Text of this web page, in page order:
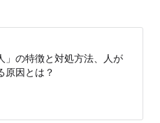
」の特徴と対処方法、人が
原因とは？